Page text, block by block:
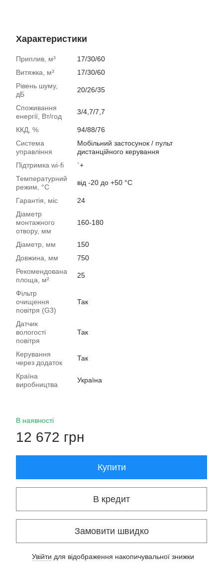
Характеристики
Приплив, м³
17/30/60
Витяжка, м³
17/30/60
Рівень шуму,
дБ
20/26/35
Споживання
енергії, Вт/год
3/4,7/7,7
ККД, %
94/88/76
Система
управління
Мобільний застосунок / пульт
дистанційного керування
Підтримка wi-fi
`+
Температурний
режим, °C
від -20 до +50 °C
Гарантія, міс
24
Діаметр
монтажного
отвору, мм
160-180
Діаметр, мм
150
Довжина, мм
750
Рекомендована
площа, м²
25
Фільтр
очищення
повітря (G3)
Так
Датчик
вологості
повітря
Так
Керування
через додаток
Так
Країна
виробництва
Україна
В наявності
12 672 грн
Купити
В кредит
Замовити швидко
Увійти для відображення накопичувальної знижки